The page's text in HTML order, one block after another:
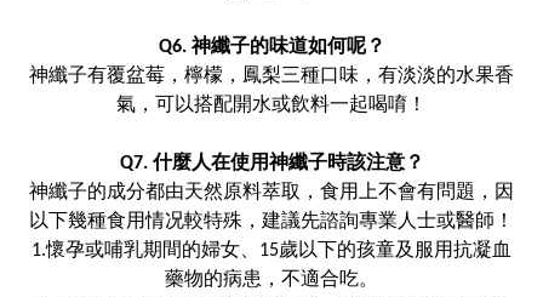
Q6. 神纖子的味道如何呢？
神纖子有覆盆莓，檸檬，鳳梨三種口味，有淡淡的水果香
氣，可以搭配開水或飲料一起喝唷！
Q7. 什麼人在使用神纖子時該注意？
神纖子的成分都由天然原料萃取，食用上不會有問題，因
以下幾種食用情况較特殊，建議先諮詢專業人士或醫師！
1.懷孕或哺乳期間的婦女、15歲以下的孩童及服用抗凝血
藥物的病患，不適合吃。